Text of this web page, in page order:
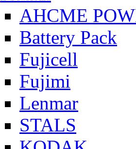
AHCME
Battery Pack
Fujicell
Fujimi
Lenmar
STALS